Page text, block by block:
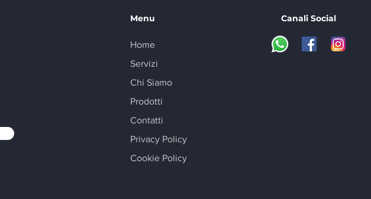
Menu
Home
Servizi
Chi Siamo
Prodotti
Contatti
Privacy Policy
Cookie Policy
Canali Social